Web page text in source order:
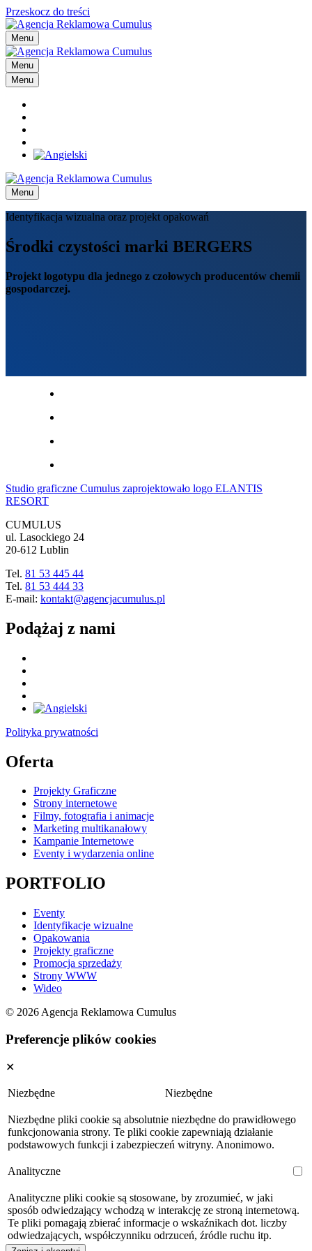
Przeskocz do treści
Menu
Menu
Menu
Menu
Identyfikacja wizualna oraz projekt opakowań
Środki czystości marki BERGERS
Projekt logotypu dla jednego z czołowych producentów chemii
gospodarczej.
Studio graficzne Cumulus zaprojektowało logo ELANTIS
RESORT
CUMULUS
ul. Lasockiego 24
20-612 Lublin
Tel. 81 53 445 44
Tel. 81 53 444 33
E-mail: kontakt@agencjacumulus.pl
Podążaj z nami
Polityka prywatności
Oferta
Projekty Graficzne
Strony internetowe
Filmy, fotografia i animacje
Marketing multikanałowy
Kampanie Internetowe
Eventy i wydarzenia online
PORTFOLIO
Eventy
Identyfikacje wizualne
Opakowania
Projekty graficzne
Promocja sprzedaży
Strony WWW
Wideo
© 2026 Agencja Reklamowa Cumulus
Preferencje plików cookies
✕
Niezbędne Niezbędne
Niezbędne pliki cookie są absolutnie niezbędne do prawidłowego
funkcjonowania strony. Te pliki cookie zapewniają działanie
podstawowych funkcji i zabezpieczeń witryny. Anonimowo.
Analityczne
Analityczne pliki cookie są stosowane, by zrozumieć, w jaki
sposób odwiedzający wchodzą w interakcję ze stroną internetową.
Te pliki pomagają zbierać informacje o wskaźnikach dot. liczby
odwiedzających, współczynniku odrzuceń, źródle ruchu itp.